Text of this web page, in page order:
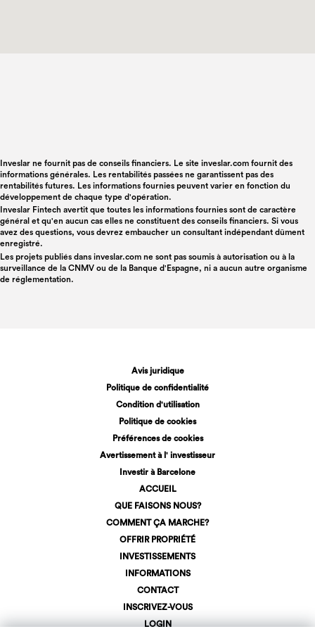
Inveslar ne fournit pas de conseils financiers. Le site inveslar.com fournit des
informations générales. Les rentabilités passées ne garantissent pas des
rentabilités futures. Les informations fournies peuvent varier en fonction du
développement de chaque type d'opération.
Inveslar Fintech avertit que toutes les informations fournies sont de caractère
général et qu'en aucun cas elles ne constituent des conseils financiers. Si vous
avez des questions, vous devrez embaucher un consultant indépendant dûment
enregistré.
Les projets publiés dans inveslar.com ne sont pas soumis à autorisation ou à la
surveillance de la CNMV ou de la Banque d'Espagne, ni a aucun autre organisme
de réglementation.
Avis juridique
Politique de confidentialité
Condition d'utilisation
Politique de cookies
Préférences de cookies
Avertissement à l' investisseur
Investir à Barcelone
ACCUEIL
QUE FAISONS NOUS?
COMMENT ÇA MARCHE?
OFFRIR PROPRIÉTÉ
INVESTISSEMENTS
INFORMATIONS
CONTACT
INSCRIVEZ-VOUS
LOGIN